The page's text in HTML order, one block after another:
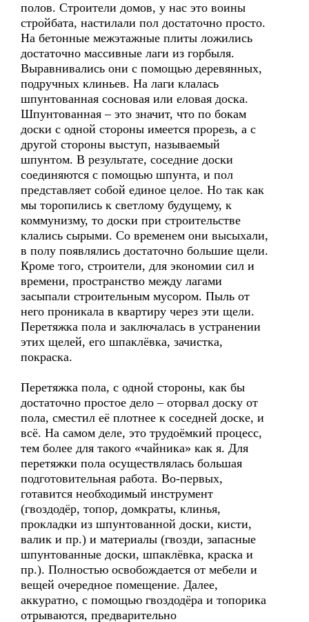
полов. Строители домов, у нас это воины
стройбата, настилали пол достаточно просто.
На бетонные межэтажные плиты ложились
достаточно массивные лаги из горбыля.
Выравнивались они с помощью деревянных,
подручных клиньев. На лаги клалась
шпунтованная сосновая или еловая доска.
Шпунтованная – это значит, что по бокам
доски с одной стороны имеется прорезь, а с
другой стороны выступ, называемый
шпунтом. В результате, соседние доски
соединяются с помощью шпунта, и пол
представляет собой единое целое. Но так как
мы торопились к светлому будущему, к
коммунизму, то доски при строительстве
клались сырыми. Со временем они высыхали,
в полу появлялись достаточно большие щели.
Кроме того, строители, для экономии сил и
времени, пространство между лагами
засыпали строительным мусором. Пыль от
него проникала в квартиру через эти щели.
Перетяжка пола и заключалась в устранении
этих щелей, его шпаклёвка, зачистка,
покраска.
Перетяжка пола, с одной стороны, как бы
достаточно простое дело – оторвал доску от
пола, сместил её плотнее к соседней доске, и
всё. На самом деле, это трудоёмкий процесс,
тем более для такого «чайника» как я. Для
перетяжки пола осуществлялась большая
подготовительная работа. Во-первых,
готавится необходимый инструмент
(гвоздодёр, топор, домкраты, клинья,
прокладки из шпунтованной доски, кисти,
валик и пр.) и материалы (гвозди, запасные
шпунтованные доски, шпаклёвка, краска и
пр.). Полностью освобождается от мебели и
вещей очередное помещение. Далее,
аккуратно, с помощью гвоздодёра и топорика
отрываются, предварительно